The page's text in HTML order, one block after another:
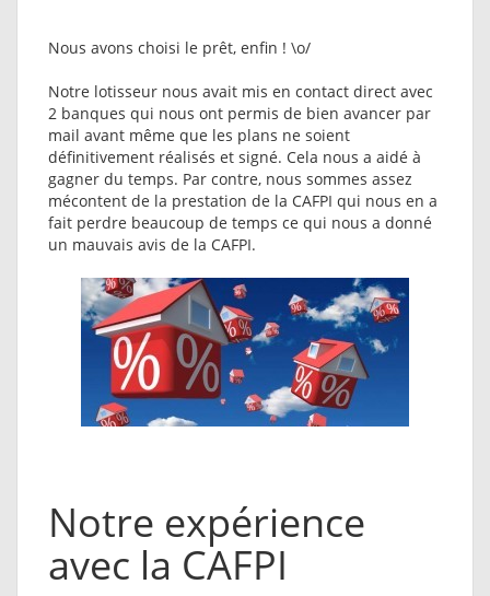
Nous avons choisi le prêt, enfin ! \o/
Notre lotisseur nous avait mis en contact direct avec
2 banques qui nous ont permis de bien avancer par
mail avant même que les plans ne soient
définitivement réalisés et signé. Cela nous a aidé à
gagner du temps. Par contre, nous sommes assez
mécontent de la prestation de la CAFPI qui nous en a
fait perdre beaucoup de temps ce qui nous a donné
un mauvais avis de la CAFPI.
Notre expérience
avec la CAFPI